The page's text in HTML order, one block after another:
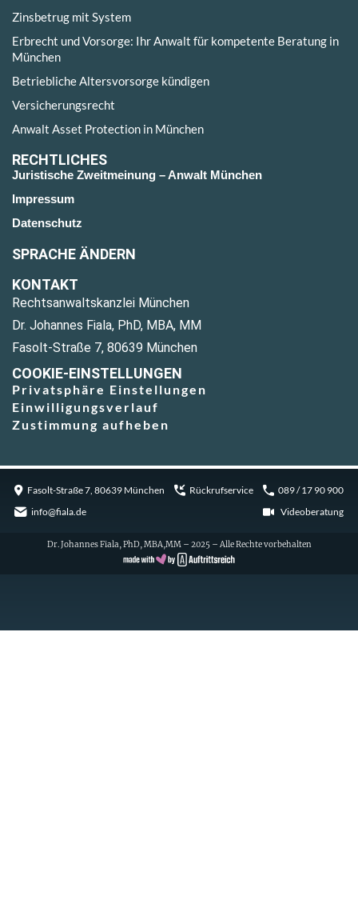
Zinsbetrug mit System
Erbrecht und Vorsorge: Ihr Anwalt für kompetente Beratung in
München
Betriebliche Altersvorsorge kündigen
Versicherungsrecht
Anwalt Asset Protection in München
RECHTLICHES
Juristische Zweitmeinung – Anwalt München
Impressum
Datenschutz
SPRACHE ÄNDERN
KONTAKT
Rechtsanwaltskanzlei München
Dr. Johannes Fiala, PhD, MBA, MM
Fasolt-Straße 7, 80639 München
COOKIE-EINSTELLUNGEN
Privatsphäre Einstellungen
Einwilligungsverlauf
Zustimmung aufheben
Fasolt-Straße 7, 80639 München Rückrufservice
089 / 17 90 900
info@fiala.de
Videoberatung
Dr. Johannes Fiala, PhD, MBA,MM – 2025 – Alle Rechte vorbehalten